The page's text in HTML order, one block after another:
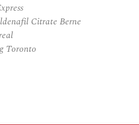
Citrate Berne
Toronto